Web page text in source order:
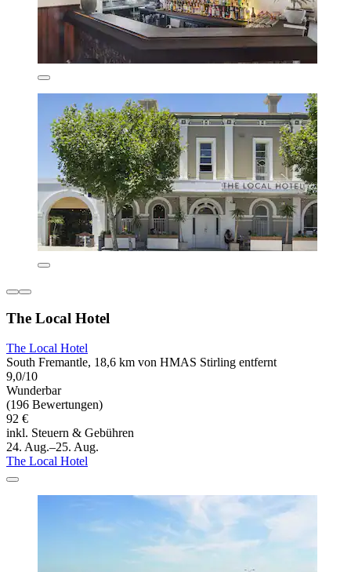
The Local Hotel
The Local Hotel
South Fremantle, 18,6 km von HMAS Stirling entfernt
9,0/10
Wunderbar
(196 Bewertungen)
92 €
inkl. Steuern & Gebühren
24. Aug.–25. Aug.
The Local Hotel